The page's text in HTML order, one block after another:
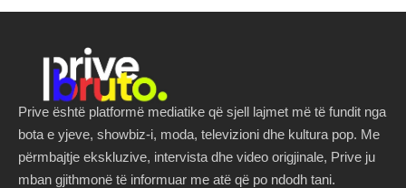
Prive është platformë mediatike që sjell lajmet më të fundit nga
bota e yjeve, showbiz-i, moda, televizioni dhe kultura pop. Me
përmbajtje ekskluzive, intervista dhe video origjinale, Prive ju
mban gjithmonë të informuar me atë që po ndodh tani.